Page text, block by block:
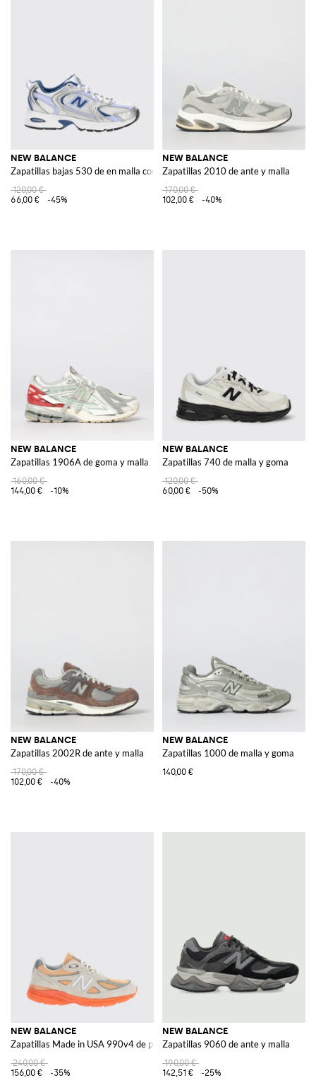
NEW BALANCE
Zapatillas bajas 530 de en malla con tecnología ABZORB-SBS
120,00 €
66,00 €
-45%
NEW BALANCE
Zapatillas 2010 de ante y malla
170,00 €
102,00 €
-40%
NEW BALANCE
Zapatillas 1906A de goma y malla
160,00 €
144,00 €
-10%
NEW BALANCE
Zapatillas 740 de malla y goma
120,00 €
60,00 €
-50%
NEW BALANCE
Zapatillas 2002R de ante y malla
170,00 €
102,00 €
-40%
NEW BALANCE
Zapatillas 1000 de malla y goma
140,00 €
NEW BALANCE
Zapatillas Made in USA 990v4 de piel y malla con entresuela EnCap
240,00 €
156,00 €
-35%
NEW BALANCE
Zapatillas 9060 de ante y malla
190,00 €
142,51 €
-25%